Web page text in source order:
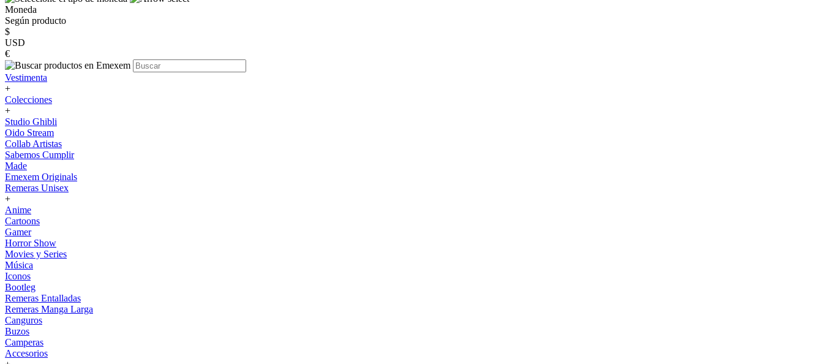
Moneda
Según producto
$
USD
€
Vestimenta
+
Colecciones
+
Studio Ghibli
Oido Stream
Collab Artistas
Sabemos Cumplir
Made
Emexem Originals
Remeras Unisex
+
Anime
Cartoons
Gamer
Horror Show
Movies y Series
Música
Iconos
Bootleg
Remeras Entalladas
Remeras Manga Larga
Canguros
Buzos
Camperas
Accesorios